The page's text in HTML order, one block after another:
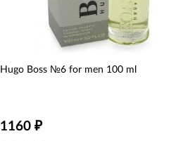
Hugo Boss №6 for men 100 ml
1160